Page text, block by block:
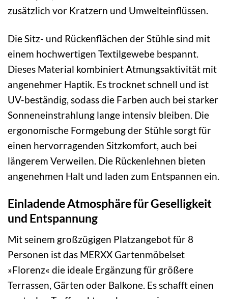
zusätzlich vor Kratzern und Umwelteinflüssen.
Die Sitz- und Rückenflächen der Stühle sind mit
einem hochwertigen Textilgewebe bespannt.
Dieses Material kombiniert Atmungsaktivität mit
angenehmer Haptik. Es trocknet schnell und ist
UV-beständig, sodass die Farben auch bei starker
Sonneneinstrahlung lange intensiv bleiben. Die
ergonomische Formgebung der Stühle sorgt für
einen hervorragenden Sitzkomfort, auch bei
längerem Verweilen. Die Rückenlehnen bieten
angenehmen Halt und laden zum Entspannen ein.
Einladende Atmosphäre für Geselligkeit
und Entspannung
Mit seinem großzügigen Platzangebot für 8
Personen ist das MERXX Gartenmöbelset
»Florenz« die ideale Ergänzung für größere
Terrassen, Gärten oder Balkone. Es schafft einen